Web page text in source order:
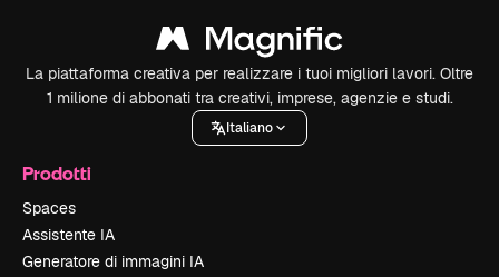
La piattaforma creativa per realizzare i tuoi migliori lavori. Oltre
1 milione di abbonati tra creativi, imprese, agenzie e studi.
Italiano
Prodotti
Spaces
Assistente IA
Generatore di immagini IA